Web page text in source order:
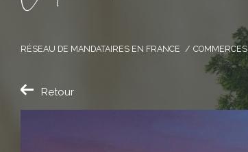
RÉSEAU DE MANDATAIRES EN FRANCE COMMERCES
Retour